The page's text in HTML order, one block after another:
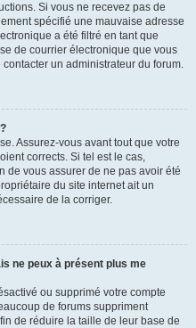
Si vous ne recevez pas de
spécifié une mauvaise adresse
a été filtré en tant que
de courrier électronique que vous
un administrateur du forum.
Assurez-vous avant tout que votre
corrects. Si tel est le cas,
de vous assurer de ne pas avoir été
du site internet ait un
de la corriger.
ne peux à présent plus me
ou supprimé votre compte
de forums suppriment
de réduire la taille de leur base de